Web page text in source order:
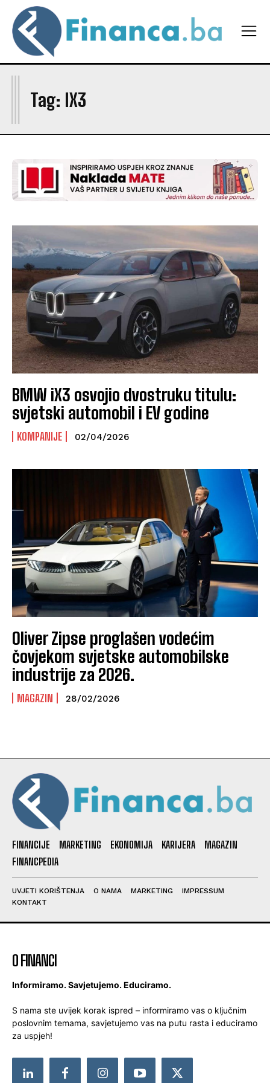
Tag: IX3
I
BMW iX3 osvojio dvostruku titulu:
svjetski automobil i EV godine
KOMPANIJE 02/04/2026
Oliver Zipse proglašen vodećim
čovjekom svjetske automobilske
industrije za 2026.
MAGAZIN 28/02/2026
FINANCIJE MARKETING EKONOMIJA KARIJERA
MAGAZIN
FINANCPEDIA
UVJETI KORIŠTENJA O NAMA MARKETING
IMPRESSUM
KONTAKT
O FINANCI
Informiramo. Savjetujemo. Educiramo.
S nama ste uvijek korak ispred – informiramo vas o ključnim
poslovnim temama, savjetujemo vas na putu rasta i educiramo
za uspjeh!